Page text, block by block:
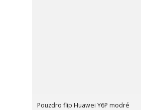
Pouzdro flip Huawei Y6P modré